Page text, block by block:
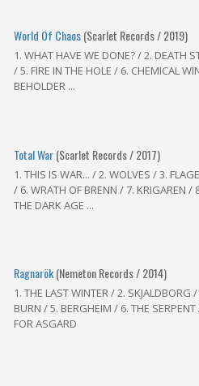
World Of Chaos(Scarlet Records / 2019)
1. WHAT HAVE WE DONE? / 2. DEATH
/ 5. FIRE IN THE HOLE / 6. CHEMICAL
BEHOLDER ...
Total War(Scarlet Records / 2017)
1. THIS IS WAR... / 2. WOLVES / 3.
/ 6. WRATH OF BRENN / 7. KRIGAREN /
THE DARK AGE ...
Ragnarök(Nemeton Records / 2014)
1. THE LAST WINTER / 2.
BURN / 5. BERGHEIM / 6. THE
FOR ASGARD